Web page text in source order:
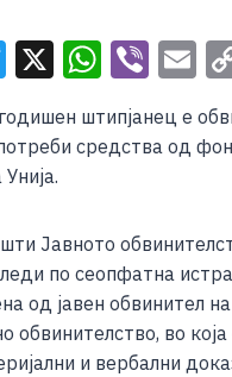
T
tt
er
X W
at
s
p
p
Vi
er
E
m
ai
l
штипјанец е
средства од
Јавното
по сеопфатна
од јавен обвинител на
обвинителство, во која
и вербални